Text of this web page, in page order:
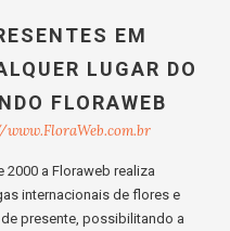
EM
LUGAR DO
FLORAWEB
2000 a Floraweb realiza
internacionais de flores e
presente, possibilitando a